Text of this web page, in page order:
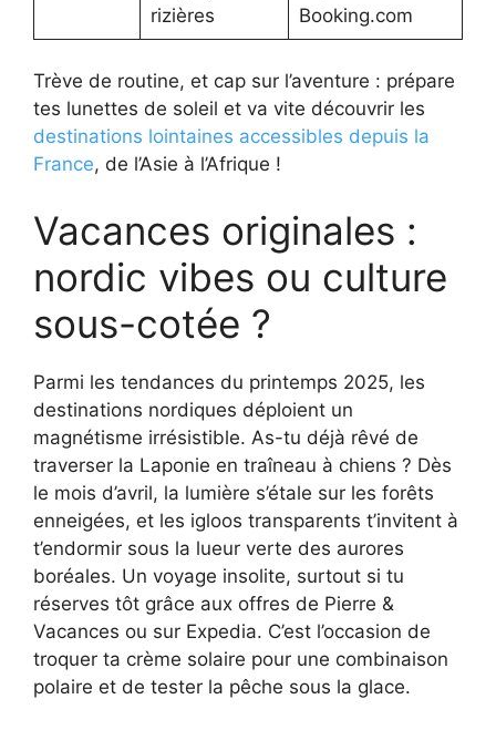
rizières
Booking.com
Trève de routine, et cap sur l’aventure : prépare
tes lunettes de soleil et va vite découvrir les
destinations lointaines accessibles depuis la
France, de l’Asie à l’Afrique !
Vacances originales :
nordic vibes ou culture
sous-cotée ?
Parmi les tendances du printemps 2025, les
destinations nordiques déploient un
magnétisme irrésistible. As-tu déjà rêvé de
traverser la Laponie en traîneau à chiens ? Dès
le mois d’avril, la lumière s’étale sur les forêts
enneigées, et les igloos transparents t’invitent à
t’endormir sous la lueur verte des aurores
boréales. Un voyage insolite, surtout si tu
réserves tôt grâce aux offres de Pierre &
Vacances ou sur Expedia. C’est l’occasion de
troquer ta crème solaire pour une combinaison
polaire et de tester la pêche sous la glace.